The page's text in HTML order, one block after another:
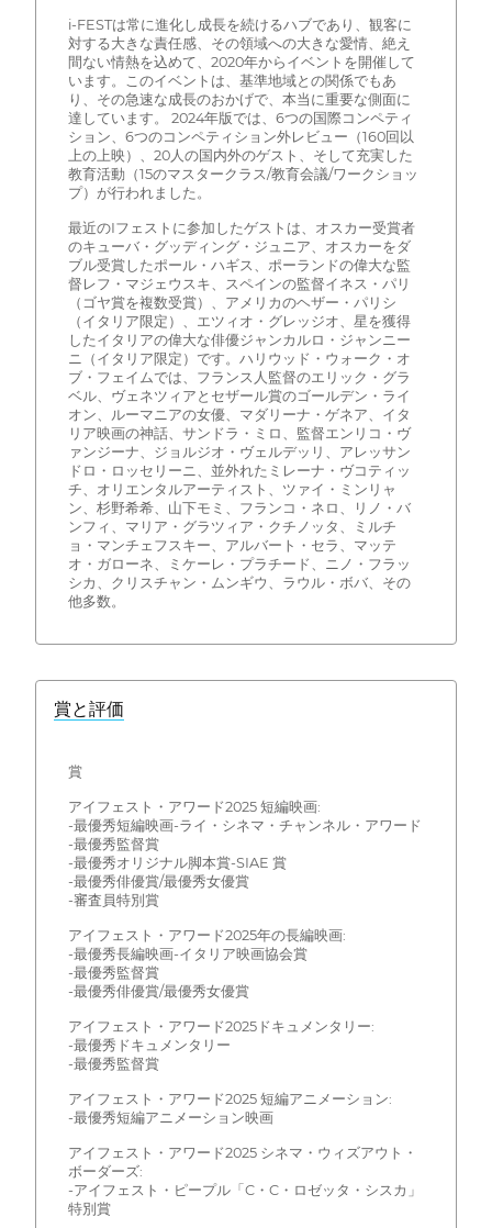
i-FESTは常に進化し成長を続けるハブであり、観客に
対する大きな責任感、その領域への大きな愛情、絶え
間ない情熱を込めて、2020年からイベントを開催して
います。このイベントは、基準地域との関係でもあ
り、その急速な成長のおかげで、本当に重要な側面に
達しています。 2024年版では、6つの国際コンペティ
ション、6つのコンペティション外レビュー（160回以
上の上映）、20人の国内外のゲスト、そして充実した
教育活動（15のマスタークラス/教育会議/ワークショッ
プ）が行われました。
最近のIフェストに参加したゲストは、オスカー受賞者
のキューバ・グッディング・ジュニア、オスカーをダ
ブル受賞したポール・ハギス、ポーランドの偉大な監
督レフ・マジェウスキ、スペインの監督イネス・パリ
（ゴヤ賞を複数受賞）、アメリカのヘザー・パリシ
（イタリア限定）、エツィオ・グレッジオ、星を獲得
したイタリアの偉大な俳優ジャンカルロ・ジャンニー
ニ（イタリア限定）です。ハリウッド・ウォーク・オ
ブ・フェイムでは、フランス人監督のエリック・グラ
ベル、ヴェネツィアとセザール賞のゴールデン・ライ
オン、ルーマニアの女優、マダリーナ・ゲネア、イタ
リア映画の神話、サンドラ・ミロ、監督エンリコ・ヴ
ァンジーナ、ジョルジオ・ヴェルデッリ、アレッサン
ドロ・ロッセリーニ、並外れたミレーナ・ヴコティッ
チ、オリエンタルアーティスト、ツァイ・ミンリャ
ン、杉野希希、山下モミ、フランコ・ネロ、リノ・バ
ンフィ、マリア・グラツィア・クチノッタ、ミルチ
ョ・マンチェフスキー、アルバート・セラ、マッテ
オ・ガローネ、ミケーレ・プラチード、ニノ・フラッ
シカ、クリスチャン・ムンギウ、ラウル・ボバ、その
他多数。
賞と評価
賞
アイフェスト・アワード2025 短編映画:
-最優秀短編映画-ライ・シネマ・チャンネル・アワード
-最優秀監督賞
-最優秀オリジナル脚本賞-SIAE 賞
-最優秀俳優賞/最優秀女優賞
-審査員特別賞
アイフェスト・アワード2025年の長編映画:
-最優秀長編映画-イタリア映画協会賞
-最優秀監督賞
-最優秀俳優賞/最優秀女優賞
アイフェスト・アワード2025ドキュメンタリー:
-最優秀ドキュメンタリー
-最優秀監督賞
アイフェスト・アワード2025 短編アニメーション:
-最優秀短編アニメーション映画
アイフェスト・アワード2025 シネマ・ウィズアウト・
ボーダーズ:
-アイフェスト・ピープル「C・C・ロゼッタ・シスカ」
特別賞